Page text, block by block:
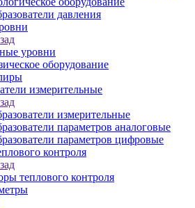
давления
уровни
оборудование
измерительные
измерительные
параметров аналоговые
параметров цифровые
контроля
теплового контроля